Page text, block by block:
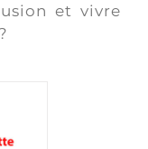
et vivre